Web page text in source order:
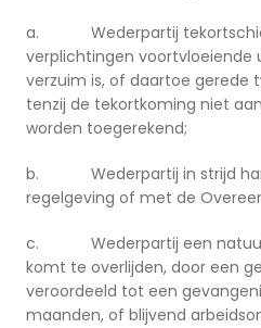
a. Wederpartij tekortschiet
verplichtingen voortvloeiende
verzuim is, of daartoe gerede
tenzij de tekortkoming niet
worden toegerekend;
b. Wederpartij in strijd
regelgeving of met de
c. Wederpartij een
komt te overlijden, door een
veroordeeld tot een
maanden, of blijvend